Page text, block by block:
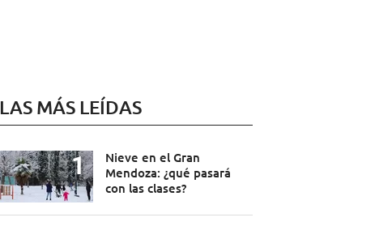
LAS MÁS LEÍDAS
Nieve en el Gran
Mendoza: ¿qué pasará
con las clases?